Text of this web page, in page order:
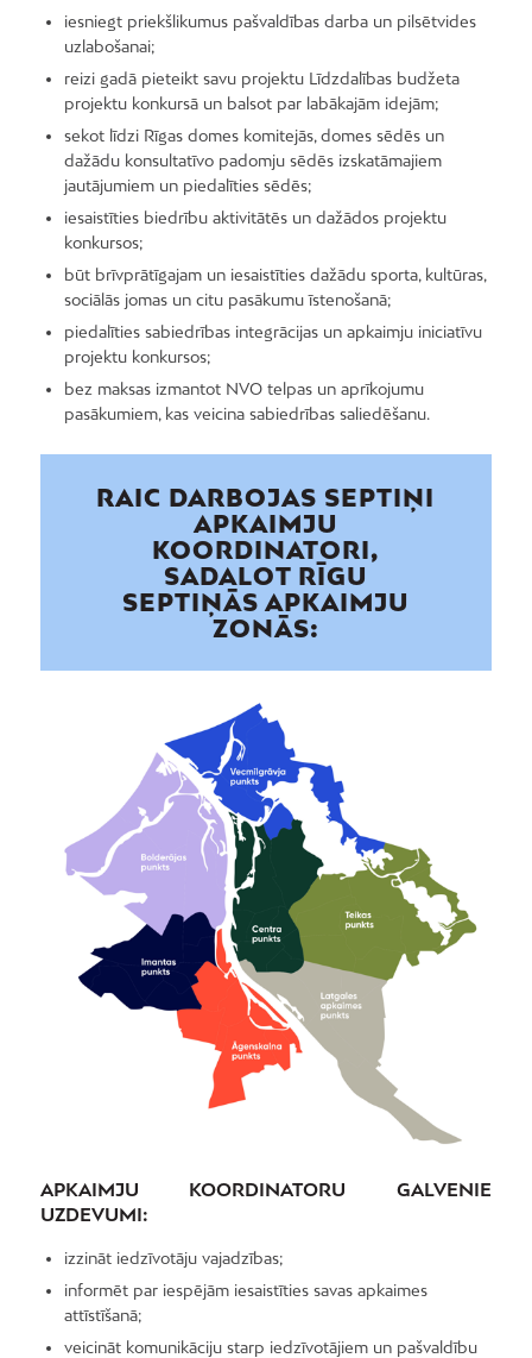
iesniegt priekšlikumus pašvaldības darba un pilsētvides
uzlabošanai;
reizi gadā pieteikt savu projektu Līdzdalības budžeta
projektu konkursā un balsot par labākajām idejām;
sekot līdzi Rīgas domes komitejās, domes sēdēs un
dažādu konsultatīvo padomju sēdēs izskatāmajiem
jautājumiem un piedalīties sēdēs;
iesaistīties biedrību aktivitātēs un dažādos projektu
konkursos;
būt brīvprātīgajam un iesaistīties dažādu sporta, kultūras,
sociālās jomas un citu pasākumu īstenošanā;
piedalīties sabiedrības integrācijas un apkaimju iniciatīvu
projektu konkursos;
bez maksas izmantot NVO telpas un aprīkojumu
pasākumiem, kas veicina sabiedrības saliedēšanu.
RAIC DARBOJAS SEPTIŅI
APKAIMJU
KOORDINATORI,
SADALOT RĪGU
SEPTIŅĀS APKAIMJU
ZONĀS:
APKAIMJU KOORDINATORU GALVENIE
UZDEVUMI:
izzināt iedzīvotāju vajadzības;
informēt par iespējām iesaistīties savas apkaimes
attīstīšanā;
veicināt komunikāciju starp iedzīvotājiem un pašvaldību